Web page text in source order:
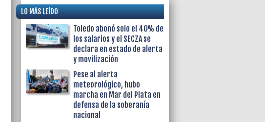
LO MÁS LEÍDO
Toledo abonó solo el 40% de
los salarios y el SECZA se
declara en estado de alerta
y movilización
Pese al alerta
meteorológico, hubo
marcha en Mar del Plata en
defensa de la soberanía
nacional